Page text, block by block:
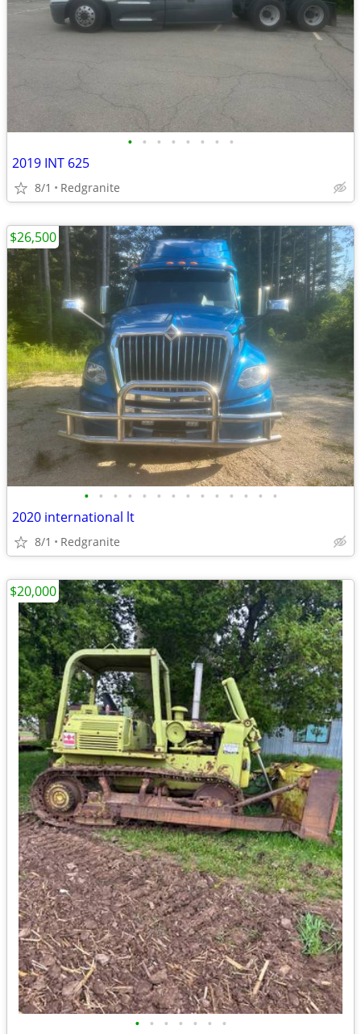
• • • • • • • •
2019 INT 625
8/1 Redgranite
• • • • • • • • • • • • • •
2020 international lt
8/1 Redgranite
$26,500
• • • • • • •
$20,000